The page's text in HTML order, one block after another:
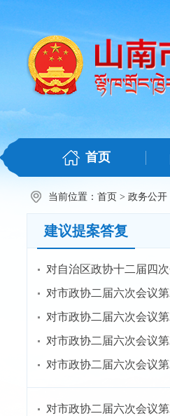
首页
当前位置： 首页 > 政务公开
建议提案答复
对自治区政协十二届四
对市政协二届六次会议
对市政协二届六次会议
对市政协二届六次会议
对市政协二届六次会议
对市政协二届六次会议